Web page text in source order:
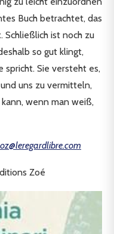
Buch betrachtet, das
Schließlich ist noch zu
so gut klingt,
spricht. Sie versteht es,
uns zu vermitteln,
wenn man weiß,
Zoé